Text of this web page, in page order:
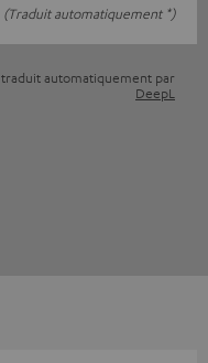
(Traduit automatiquement *)
traduit automatiquement par
DeepL